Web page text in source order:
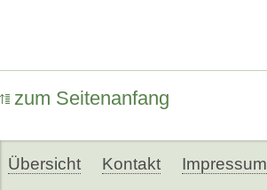
zum Seitenanfang
Übersicht Kontakt Impressum